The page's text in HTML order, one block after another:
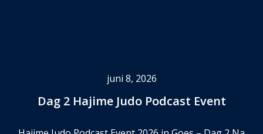
juni 8, 2026
Dag 2 Hajime Judo Podcast Event